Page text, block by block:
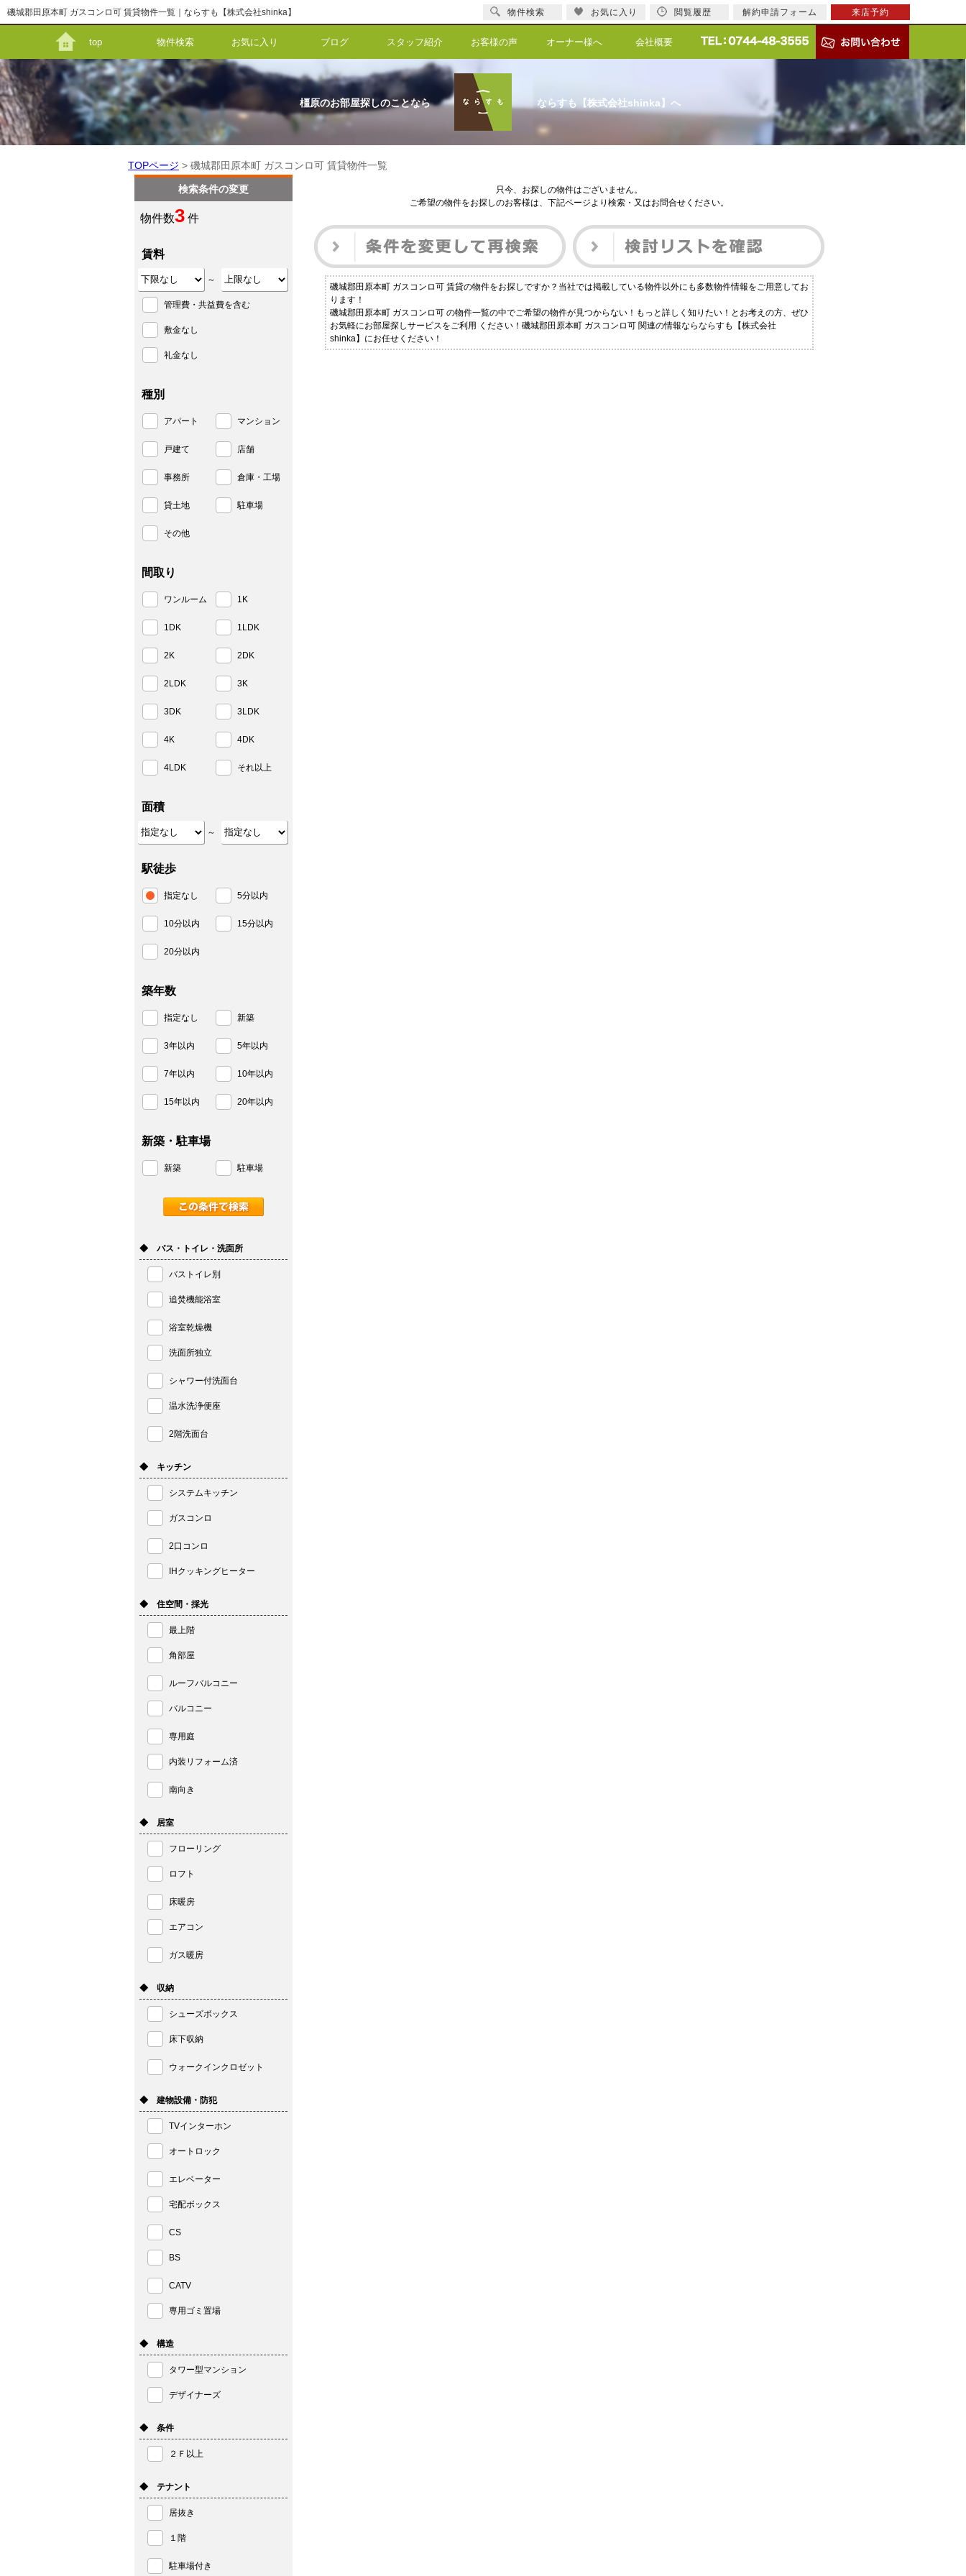
磯城郡田原本町 ガスコンロ可 賃貸物件一覧｜ならすも【株式会社shinka】
top 物件検索 お気に入り ブログ スタッフ紹介 お客様の声 オーナー様へ 会社概要
橿原のお部屋探しのことなら ならすも【株式会社shinka】へ
TOPページ > 磯城郡田原本町 ガスコンロ可 賃貸物件一覧
只今、お探しの物件はございません。
ご希望の物件をお探しのお客様は、下記ページより検索・又はお問合せください。
磯城郡田原本町 ガスコンロ可 賃貸の物件をお探しですか？当社では掲載している物件以外にも多数物件情報をご用意してお
ります！
磯城郡田原本町 ガスコンロ可 の物件一覧の中でご希望の物件が見つからない！もっと詳しく知りたい！とお考えの方、ぜひ
お気軽にお部屋探しサービスをご利用 ください！磯城郡田原本町 ガスコンロ可 関連の情報ならならすも【株式会社
shinka】にお任せください！
検索条件の変更
物件数3 件
賃料
～
管理費・共益費を含む
敷金なし
礼金なし
種別
アパート マンション
戸建て 店舗
事務所 倉庫・工場
貸土地 駐車場
その他
間取り
ワンルーム 1K
1DK 1LDK
2K 2DK
2LDK 3K
3DK 3LDK
4K 4DK
4LDK それ以上
面積
～
駅徒歩
指定なし 5分以内
10分以内 15分以内
20分以内
築年数
指定なし 新築
3年以内 5年以内
7年以内 10年以内
15年以内 20年以内
新築・駐車場
新築 駐車場
◆ バス・トイレ・洗面所
バストイレ別
追焚機能浴室
浴室乾燥機
洗面所独立
シャワー付洗面台
温水洗浄便座
2階洗面台
◆ キッチン
システムキッチン
ガスコンロ
2口コンロ
IHクッキングヒーター
◆ 住空間・採光
最上階
角部屋
ルーフバルコニー
バルコニー
専用庭
内装リフォーム済
南向き
◆ 居室
フローリング
ロフト
床暖房
エアコン
ガス暖房
◆ 収納
シューズボックス
床下収納
ウォークインクロゼット
◆ 建物設備・防犯
TVインターホン
オートロック
エレベーター
宅配ボックス
CS
BS
CATV
専用ゴミ置場
◆ 構造
タワー型マンション
デザイナーズ
◆ 条件
２Ｆ以上
◆ テナント
居抜き
１階
駐車場付き
物件検索 お気に入り 閲覧履歴 解約申請フォーム 来店予約